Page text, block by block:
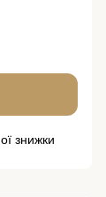
знижки